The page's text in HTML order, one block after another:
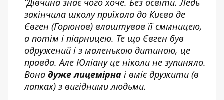
“Дівчина знає чого хоче. Без освіти. Ледь
закінчила школу приїхала до Києва де
Євген (Горюнов) влаштував її сммницею,
а потім і піарницею. Те що Євген був
одружений і з маленькою дитиною, це
правда. Але Юліану це ніколи не зупиняло.
Вона дуже лицемірна і вміє дружити (в
лапках) з вигідними людьми.